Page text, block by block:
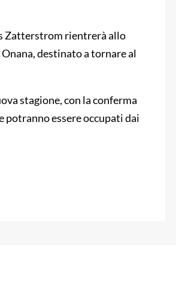
Zatterstrom rientrerà allo
destinato a tornare al
stagione, con la conferma
potranno essere occupati dai